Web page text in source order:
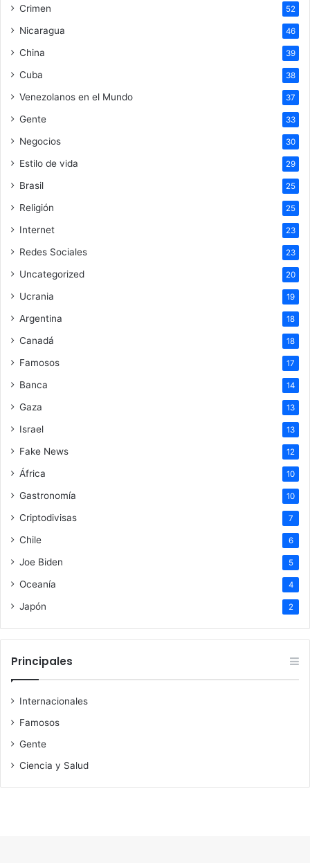
Crimen 52
Nicaragua 46
China 39
Cuba 38
Venezolanos en el Mundo 37
Gente 33
Negocios 30
Estilo de vida 29
Brasil 25
Religión 25
Internet 23
Redes Sociales 23
Uncategorized 20
Ucrania 19
Argentina 18
Canadá 18
Famosos 17
Banca 14
Gaza 13
Israel 13
Fake News 12
África 10
Gastronomía 10
Criptodivisas 7
Chile 6
Joe Biden 5
Oceanía 4
Japón 2
Principales
Internacionales
Famosos
Gente
Ciencia y Salud